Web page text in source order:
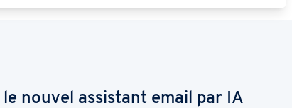
nouvel assistant email par IA